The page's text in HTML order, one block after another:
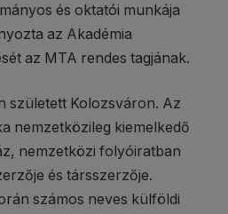
és oktatói munkája
az Akadémia
az MTA rendes tagjának.
született Kolozsváron. Az
nemzetközileg kiemelkedő
nemzetközi folyóiratban
és társszerzője.
számos neves külföldi